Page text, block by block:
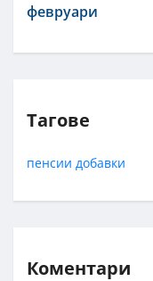
февруари
Тагове
пенсии добавки
Коментари